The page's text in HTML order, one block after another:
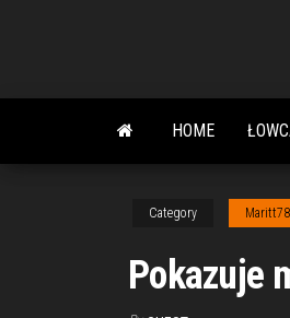
content
HOME
Category
Pokazuje